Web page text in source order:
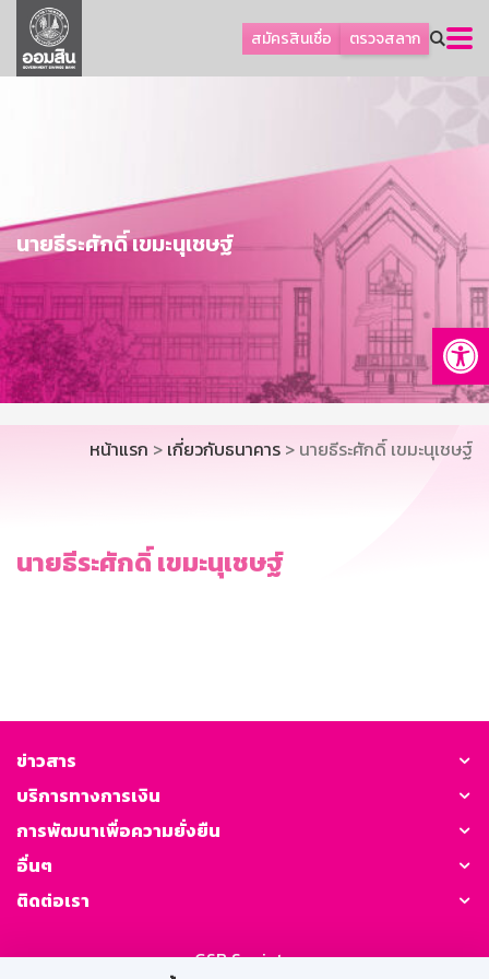
สมัครสินเชื่อ ตรวจสลาก
ลูกค้าธุรกิจ
ลูกค้าผู้ประกอบรายย่อย
การพัฒนาที่ยั่งยืน
ข่าวสาร
บริการทางการเงิน
อื่นๆ
ติดต่อเรา
บริการออนไลน์
TH
EN
นายธีระศักดิ์ เขมะนุเชษฐ์
หน้าแรก > เกี่ยวกับธนาคาร > นายธีระศักดิ์ เขมะนุเชษฐ์
นายธีระศักดิ์ เขมะนุเชษฐ์
ข่าวสาร
บริการทางการเงิน
การพัฒนาเพื่อความยั่งยืน
อื่นๆ
ติดต่อเรา
GSB Society: